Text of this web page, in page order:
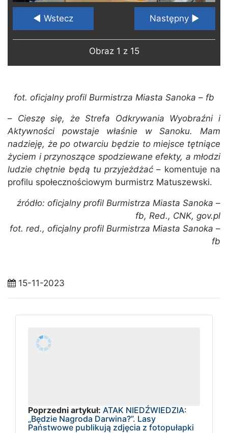
◄ Wstecz Następny ►
Obraz 1 z 15
fot. oficjalny profil Burmistrza Miasta Sanoka – fb
– Cieszę się, że Strefa Odkrywania Wyobraźni i
Aktywności powstaje właśnie w Sanoku. Mam
nadzieję, że po otwarciu będzie to miejsce tętniące
życiem i przynoszące spodziewane efekty, a młodzi
ludzie chętnie będą tu przyjeżdżać – komentuje na
profilu społecznościowym burmistrz Matuszewski.
źródło: oficjalny profil Burmistrza Miasta Sanoka –
fb, Red., CNK, gov.pl
fot. red., oficjalny profil Burmistrza Miasta Sanoka –
fb
15-11-2023
Poprzedni artykuł: ATAK NIEDŹWIEDZIA:
„Będzie Nagroda Darwina?”. Lasy
Państwowe publikują zdjęcia z fotopułapki